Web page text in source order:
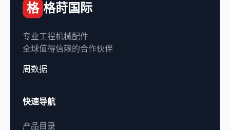
格 格莳国际
专业工程机械配件
全球值得信赖的合作伙伴
周数据
快速导航
产品目录